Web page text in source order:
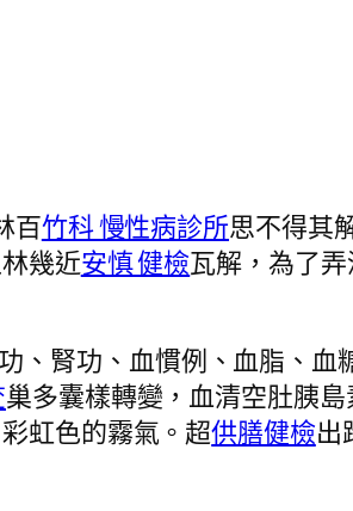
百竹科 慢性病診所思不得其
幾近安慎 健檢瓦解，為了弄
、腎功、血慣例、血脂、血
巢多囊樣轉變，血清空肚胰
虹色的霧氣。超供膳健檢出